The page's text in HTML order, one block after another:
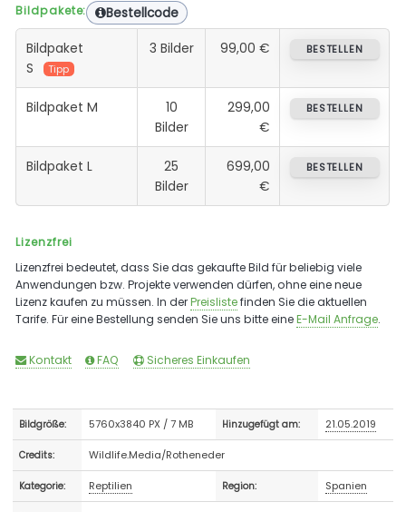
Bildpakete: Bestellcode
Bildpaket
S
Tipp
3 Bilder 99,00 € BESTELLEN
Bildpaket M
10
Bilder
299,00
€
BESTELLEN
Bildpaket L
25
Bilder
699,00
€
BESTELLEN
Lizenzfrei
Lizenzfrei bedeutet, dass Sie das gekaufte Bild für beliebig viele
Anwendungen bzw. Projekte verwenden dürfen, ohne eine neue
Lizenz kaufen zu müssen. In derPreislistefinden Sie die aktuellen
Tarife. Für eine Bestellung senden Sie uns bitte eineE-Mail Anfrage.
Kontakt FAQ Sicheres Einkaufen
Bildgröße: 5760x3840 PX / 7 MB Hinzugefügt am: 21.05.2019
Credits: Wildlife.Media/Rotheneder
Kategorie: Reptilien Region: Spanien